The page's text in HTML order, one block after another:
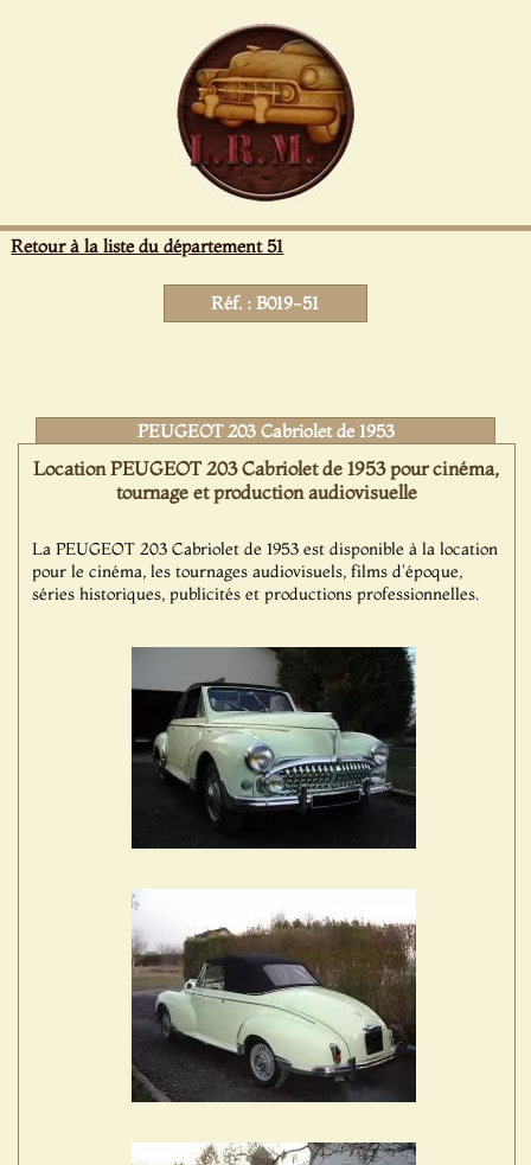
Retour à la liste du département 51
Réf. : B019-51
PEUGEOT 203 Cabriolet de 1953
Location PEUGEOT 203 Cabriolet de 1953 pour cinéma,
tournage et production audiovisuelle
La PEUGEOT 203 Cabriolet de 1953 est disponible à la location
pour le cinéma, les tournages audiovisuels, films d'époque,
séries historiques, publicités et productions professionnelles.